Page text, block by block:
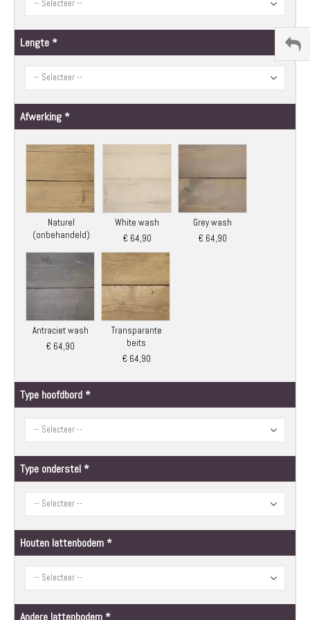
Lengte
Afwerking
Naturel
(onbehandeld)
White wash
€ 64,90
Grey wash
€ 64,90
Antraciet wash
€ 64,90
Transparante
beits
€ 64,90
Type hoofdbord
Type onderstel
Houten lattenbodem
Andere lattenbodem